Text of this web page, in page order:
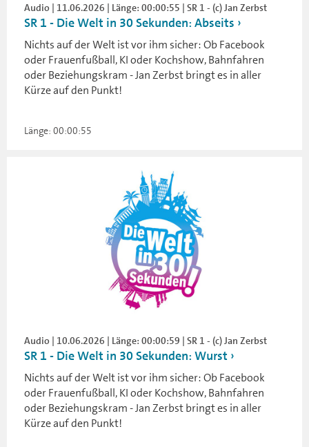
Audio | 11.06.2026 | Länge: 00:00:55 | SR 1 - (c) Jan Zerbst
SR 1 - Die Welt in 30 Sekunden: Abseits
Nichts auf der Welt ist vor ihm sicher: Ob Facebook
oder Frauenfußball, KI oder Kochshow, Bahnfahren
oder Beziehungskram - Jan Zerbst bringt es in aller
Kürze auf den Punkt!
Länge: 00:00:55
Audio | 10.06.2026 | Länge: 00:00:59 | SR 1 - (c) Jan Zerbst
SR 1 - Die Welt in 30 Sekunden: Wurst
Nichts auf der Welt ist vor ihm sicher: Ob Facebook
oder Frauenfußball, KI oder Kochshow, Bahnfahren
oder Beziehungskram - Jan Zerbst bringt es in aller
Kürze auf den Punkt!